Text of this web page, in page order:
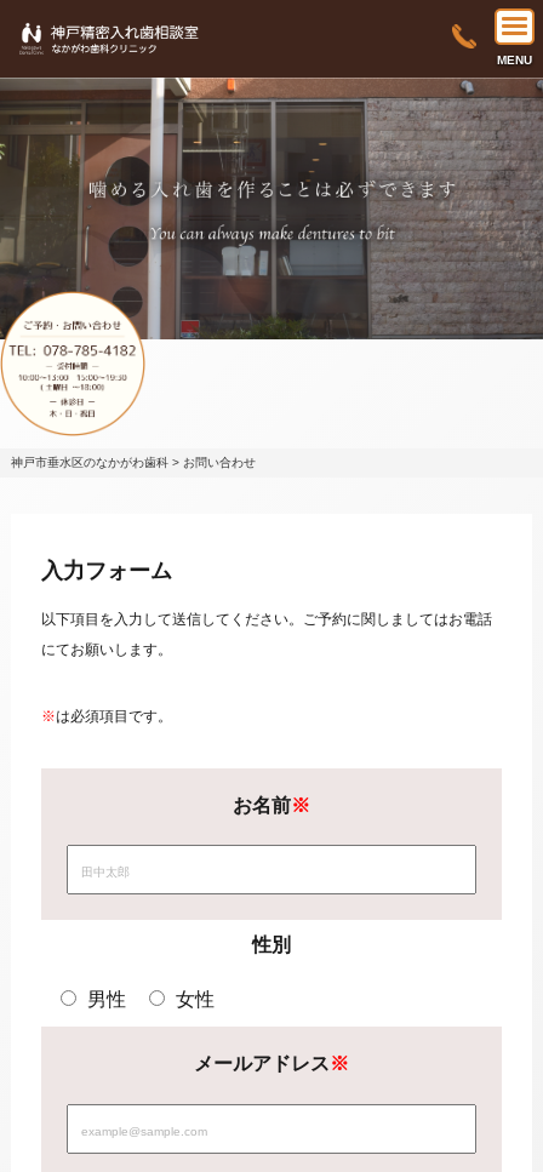
MENU
神戸市垂水区のなかがわ歯科> お問い合わせ
入力フォーム
以下項目を入力して送信してください。ご予約に関しましてはお電話
にてお願いします。
※は必須項目です。
お名前※
性別
男性 女性
メールアドレス※